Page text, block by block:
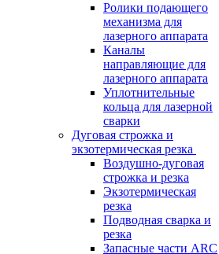
Ролики подающего
механизма для
лазерного аппарата
Каналы
направляющие для
лазерного аппарата
Уплотнительные
кольца для лазерной
сварки
Дуговая строжка и
экзотермическая резка
Воздушно-дуговая
строжка и резка
Экзотермическая
резка
Подводная сварка и
резка
Запасные части ARC